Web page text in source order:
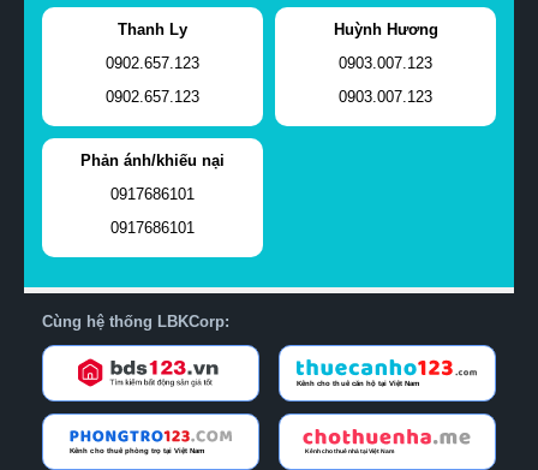
Thanh Ly
0902.657.123
0902.657.123
Huỳnh Hương
0903.007.123
0903.007.123
Phản ánh/khiếu nại
0917686101
0917686101
Cùng hệ thống LBKCorp: